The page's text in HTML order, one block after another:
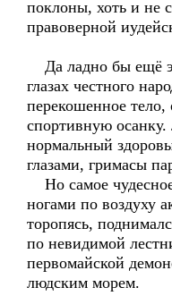
поклоны, хоть и не
правоверной
Да ладно бы ещё
глазах честного
перекошенное тело,
спортивную осанку.
нормальный
глазами, гримасы
Но самое
ногами по воздуху
торопясь,
по невидимой
первомайской
людским морем.